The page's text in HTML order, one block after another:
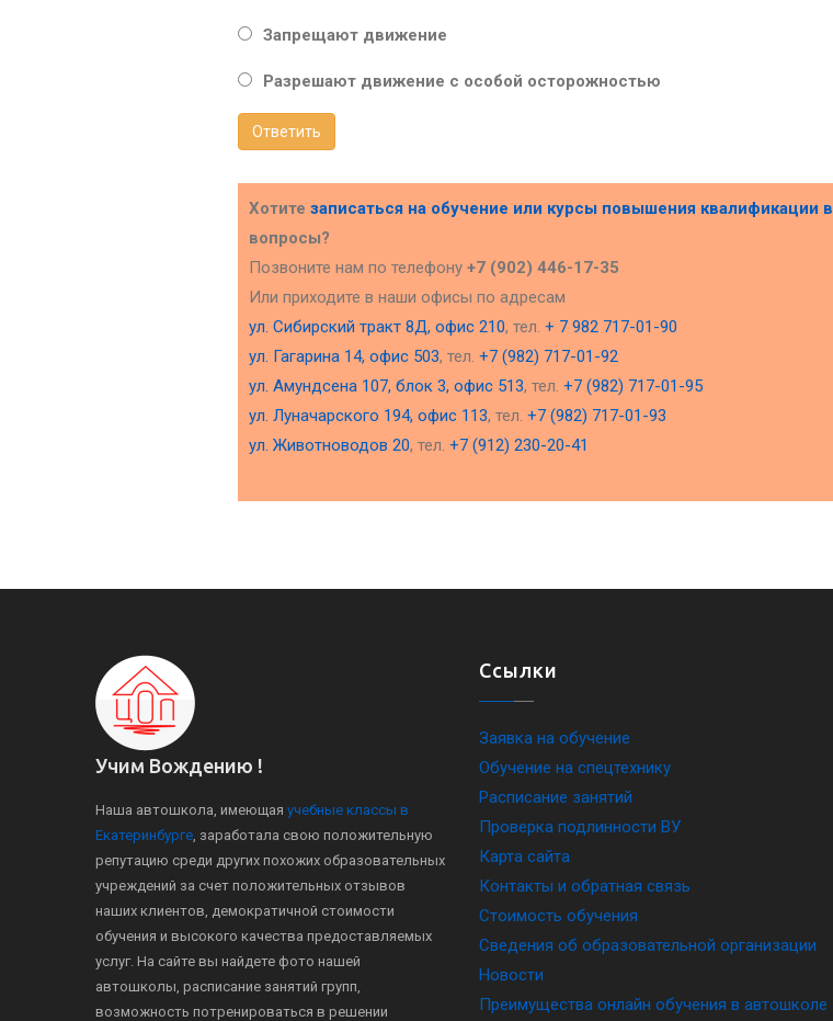
Запрещают движение
Разрешают движение с особой осторожностью
Ответить
Хотите записаться на обучение или курсы повышения квалификации в
вопросы?
Позвоните нам по телефону +7 (902) 446-17-35
Или приходите в наши офисы по адресам
ул. Сибирский тракт 8Д, офис 210, тел. + 7 982 717-01-90
ул. Гагарина 14, офис 503, тел. +7 (982) 717-01-92
ул. Амундсена 107, блок 3, офис 513, тел. +7 (982) 717-01-95
ул. Луначарского 194, офис 113, тел. +7 (982) 717-01-93
ул. Животноводов 20, тел. +7 (912) 230-20-41
Учим Вождению !
Наша автошкола, имеющая учебные классы в
Екатеринбурге , заработала свою положительную
репутацию среди других похожих образовательных
учреждений за счет положительных отзывов
наших клиентов, демократичной стоимости
обучения и высокого качества предоставляемых
услуг. На сайте вы найдете фото нашей
автошколы, расписание занятий групп,
возможность потренироваться в решении
Ссылки
Заявка на обучение
Обучение на спецтехнику
Расписание занятий
Проверка подлинности ВУ
Карта сайта
Контакты и обратная связь
Стоимость обучения
Сведения об образовательной организации
Новости
Преимущества онлайн обучения в автошколе